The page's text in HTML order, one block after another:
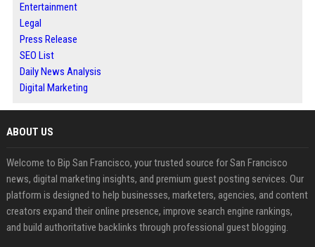
Entertainment
Legal
Press Release
SEO List
Daily News Analysis
Digital Marketing
ABOUT US
Welcome to Bip San Francisco, your trusted source for San Francisco
news, digital marketing insights, and premium guest posting services. Our
platform is designed to help businesses, marketers, agencies, and content
creators expand their online presence, improve search engine rankings,
and build authoritative backlinks through professional guest blogging.